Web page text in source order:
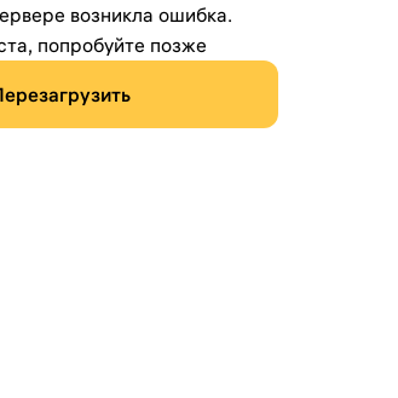
возникла ошибка.
попробуйте позже